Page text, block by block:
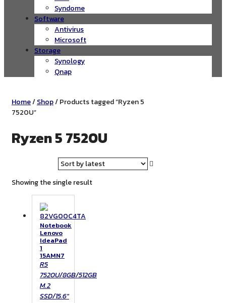
Syndome
Software
Antivirus
Microsoft
Storage
Synology
Qnap
Home/Shop/ Products tagged “Ryzen 5
7520U”
Ryzen 5 7520U
Showing the single result
Notebook
Lenovo
IdeaPad
1
15AMN7
R5
7520U/8GB/512GB
M.2
SSD/15.6"